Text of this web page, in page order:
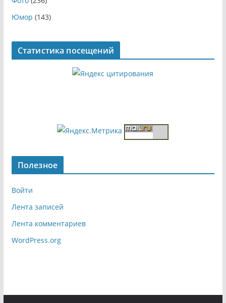
Юмор (143)
Статистика посещений
Полезное
Войти
Лента записей
Лента комментариев
WordPress.org